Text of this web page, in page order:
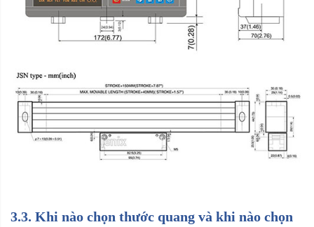
3.3. Khi nào chọn thước quang và khi nào chọn